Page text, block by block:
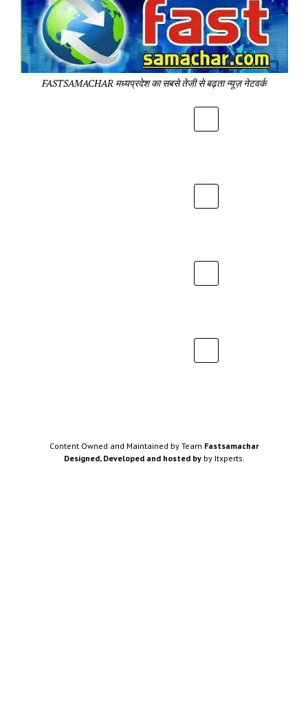
-
FASTSAMACHAR मध्यप्रदेश का सबसे तेजी से बढ़ता न्यूज़ नेटवर्क
Content Owned and Maintained by Team Fastsamachar
Designed, Developed and hosted byby Itxperts.